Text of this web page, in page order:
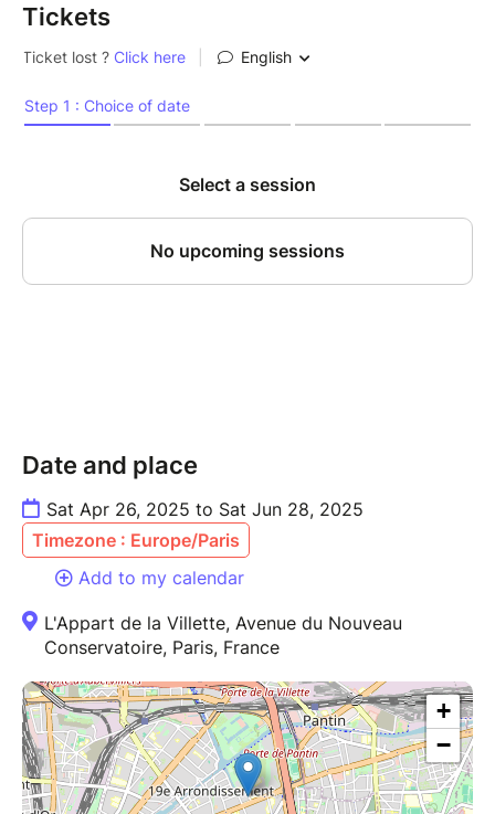
Tickets
Date and place
Sat Apr 26, 2025 to Sat Jun 28, 2025
Timezone : Europe/Paris
Add to my calendar
L'Appart de la Villette, Avenue du Nouveau
Conservatoire, Paris, France
+
−